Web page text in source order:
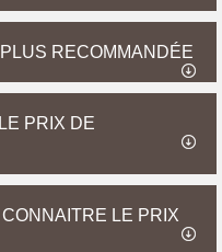
RECOMMANDÉE
PRIX DE
LE PRIX